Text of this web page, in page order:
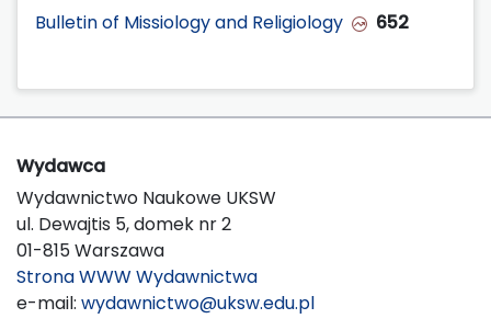
Bulletin of Missiology and Religiology
652
Wydawca
Wydawnictwo Naukowe UKSW
ul. Dewajtis 5, domek nr 2
01-815 Warszawa
Strona WWW Wydawnictwa
e-mail: wydawnictwo@uksw.edu.pl